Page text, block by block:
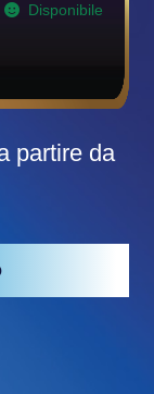
Disponibile
partire da